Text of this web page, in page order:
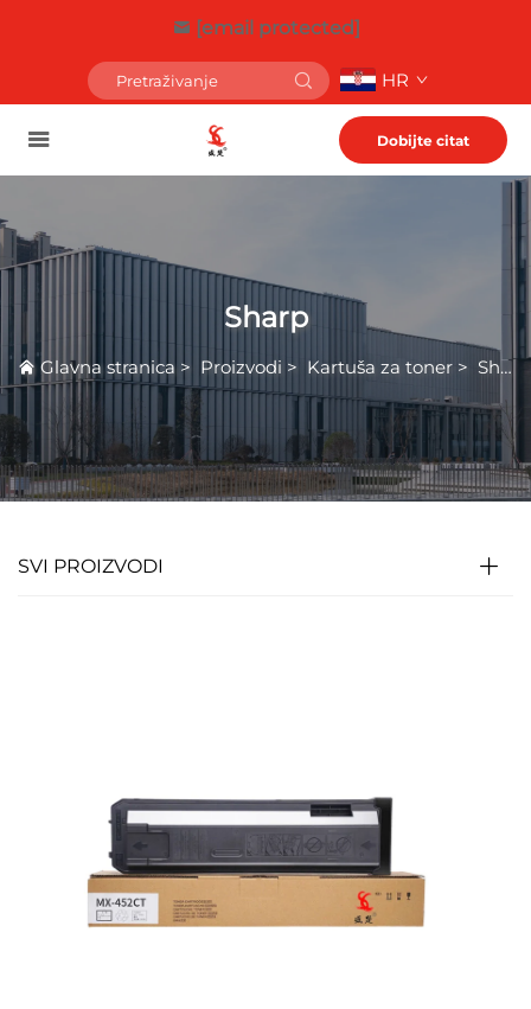
[email protected]
HR
Dobijte citat
Sharp
Glavna stranica > Proizvodi > Kartuša za toner > Sharp
SVI PROIZVODI